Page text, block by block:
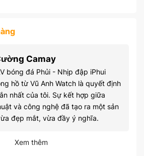
Camay
bóng đá Phủi - Nhịp đập iPhui
hồ từ Vũ Anh Watch là quyết định
nhất của tôi. Sự kết hợp giữa
và công nghệ đã tạo ra một sản
đẹp mắt, vừa đầy ý nghĩa.
Xem thêm